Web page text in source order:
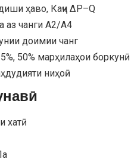
ҳаво, Каҷи ΔP–Q
аз чанги A2/A4
доимии чанг
50% марҳилаҳои боркунӣ
ниҳоӣ
хатӣ